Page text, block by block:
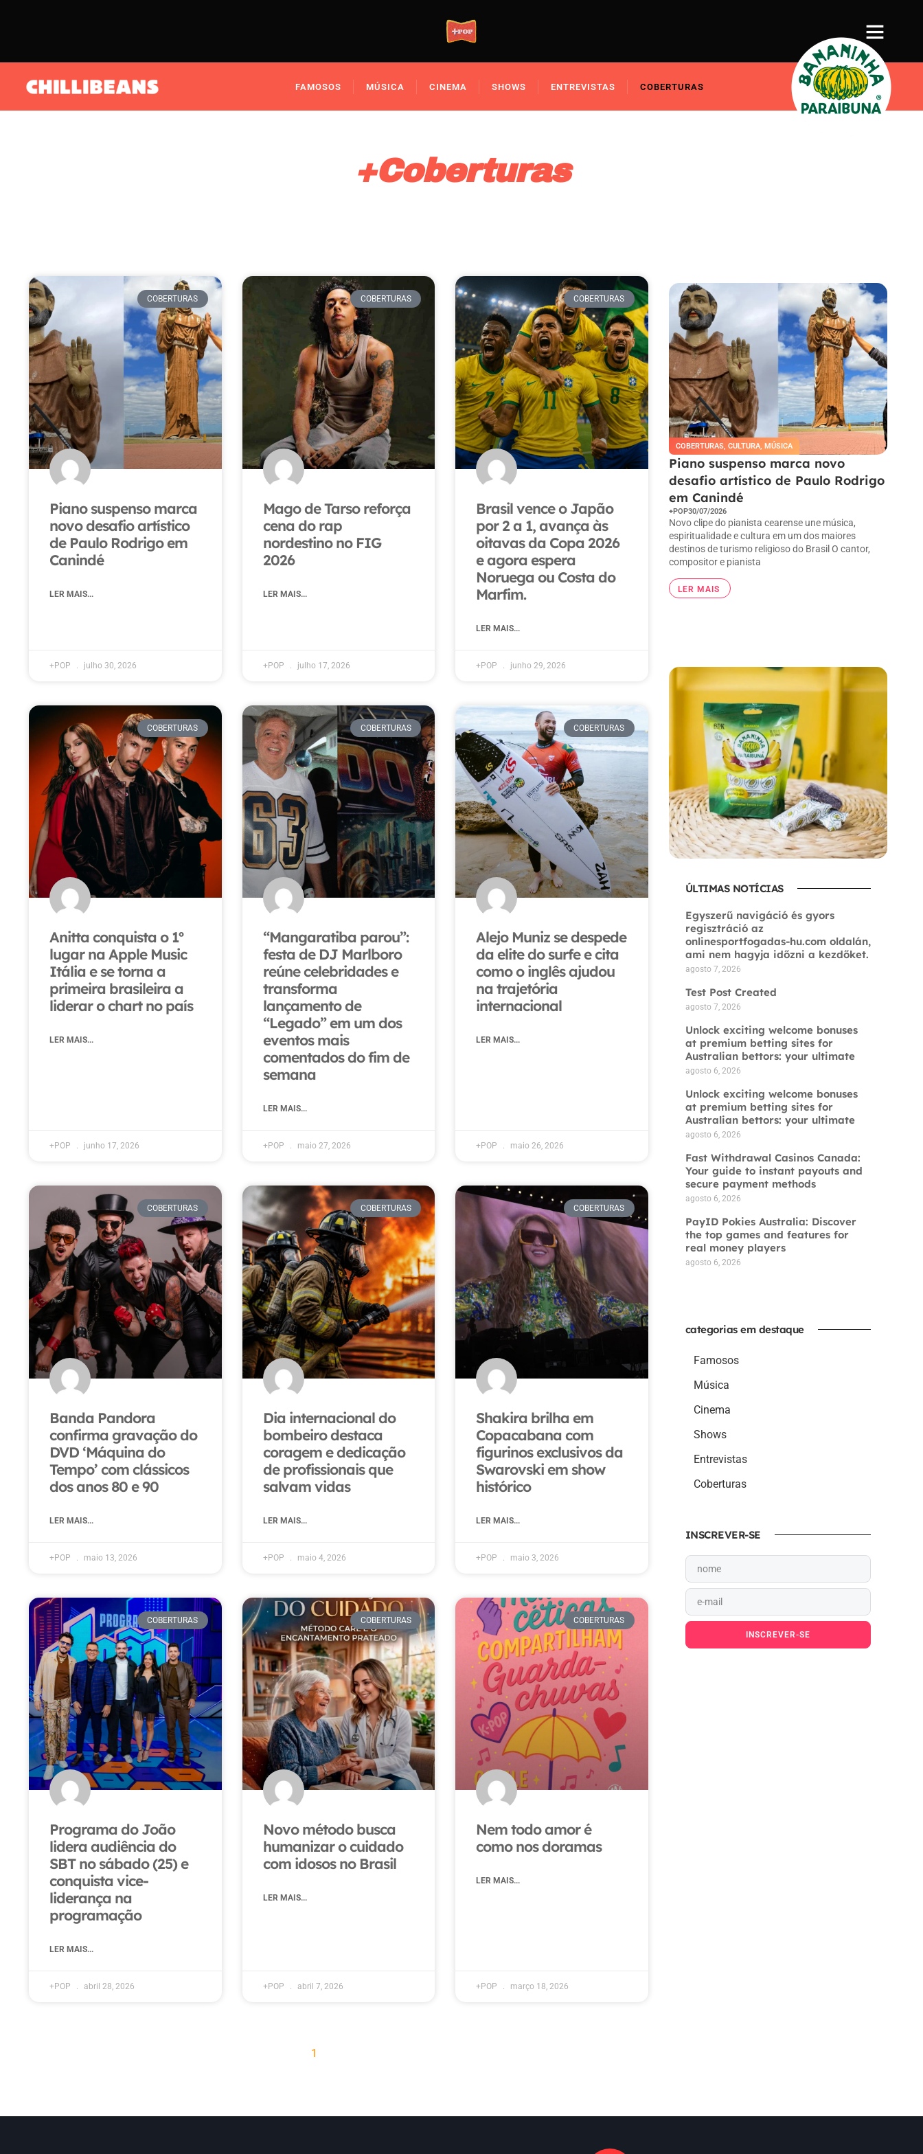
FAMOSOS MÚSICA CINEMA SHOWS ENTREVISTAS COBERTURAS
+Coberturas
COBERTURAS
Piano suspenso marca
novo desafio artístico
de Paulo Rodrigo em
Canindé
LER MAIS...
+POP julho 30, 2026
COBERTURAS
Mago de Tarso reforça
cena do rap
nordestino no FIG
2026
LER MAIS...
+POP julho 17, 2026
COBERTURAS
Brasil vence o Japão
por 2 a 1, avança às
oitavas da Copa 2026
e agora espera
Noruega ou Costa do
Marfim.
LER MAIS...
+POP junho 29, 2026
COBERTURAS
Anitta conquista o 1º
lugar na Apple Music
Itália e se torna a
primeira brasileira a
liderar o chart no país
LER MAIS...
+POP junho 17, 2026
COBERTURAS
“Mangaratiba parou”:
festa de DJ Marlboro
reúne celebridades e
transforma
lançamento de
“Legado” em um dos
eventos mais
comentados do fim de
semana
LER MAIS...
+POP maio 27, 2026
COBERTURAS
Alejo Muniz se despede
da elite do surfe e cita
como o inglês ajudou
na trajetória
internacional
LER MAIS...
+POP maio 26, 2026
COBERTURAS
Banda Pandora
confirma gravação do
DVD ‘Máquina do
Tempo’ com clássicos
dos anos 80 e 90
LER MAIS...
+POP maio 13, 2026
COBERTURAS
Dia internacional do
bombeiro destaca
coragem e dedicação
de profissionais que
salvam vidas
LER MAIS...
+POP maio 4, 2026
COBERTURAS
Shakira brilha em
Copacabana com
figurinos exclusivos da
Swarovski em show
histórico
LER MAIS...
+POP maio 3, 2026
COBERTURAS
Programa do João
lidera audiência do
SBT no sábado (25) e
conquista vice-
liderança na
programação
LER MAIS...
+POP abril 28, 2026
COBERTURAS
Novo método busca
humanizar o cuidado
com idosos no Brasil
LER MAIS...
+POP abril 7, 2026
COBERTURAS
Nem todo amor é
como nos doramas
LER MAIS...
+POP março 18, 2026
1
COBERTURAS, CULTURA, MÚSICA
Piano suspenso marca novo
desafio artístico de Paulo Rodrigo
em Canindé
+POP30/07/2026
Novo clipe do pianista cearense une música,
espiritualidade e cultura em um dos maiores
destinos de turismo religioso do Brasil O cantor,
compositor e pianista
LER MAIS
ÚLTIMAS NOTÍCIAS
Egyszerű navigáció és gyors
regisztráció az
onlinesportfogadas-hu.com oldalán,
ami nem hagyja időzni a kezdőket.
agosto 7, 2026
Test Post Created
agosto 7, 2026
Unlock exciting welcome bonuses
at premium betting sites for
Australian bettors: your ultimate
agosto 6, 2026
Unlock exciting welcome bonuses
at premium betting sites for
Australian bettors: your ultimate
agosto 6, 2026
Fast Withdrawal Casinos Canada:
Your guide to instant payouts and
secure payment methods
agosto 6, 2026
PayID Pokies Australia: Discover
the top games and features for
real money players
agosto 6, 2026
categorias em destaque
Famosos
Música
Cinema
Shows
Entrevistas
Coberturas
INSCREVER-SE
INSCREVER-SE